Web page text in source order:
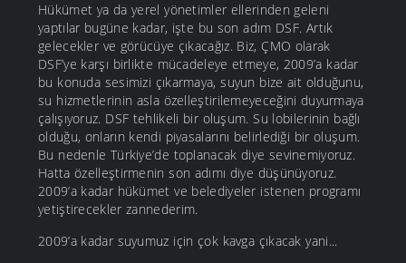
Hükümet ya da yerel yönetimler ellerinden geleni
yaptılar bugüne kadar, işte bu son adım DSF. Artık
gelecekler ve görücüye çıkacağız. Biz, ÇMO olarak
DSF’ye karşı birlikte mücadeleye etmeye, 2009’a kadar
bu konuda sesimizi çıkarmaya, suyun bize ait olduğunu,
su hizmetlerinin asla özelleştirilemeyeceğini duyurmaya
çalışıyoruz. DSF tehlikeli bir oluşum. Su lobilerinin bağlı
olduğu, onların kendi piyasalarını belirlediği bir oluşum.
Bu nedenle Türkiye’de toplanacak diye sevinemiyoruz.
Hatta özelleştirmenin son adımı diye düşünüyoruz.
2009’a kadar hükümet ve belediyeler istenen programı
yetiştirecekler zannederim.
2009’a kadar suyumuz için çok kavga çıkacak yani...